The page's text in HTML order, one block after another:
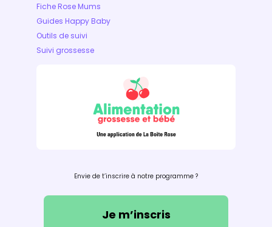
Fiche Rose Mums
Guides Happy Baby
Outils de suivi
Suivi grossesse
Envie de t’inscrire à notre programme ?
Je m’inscris